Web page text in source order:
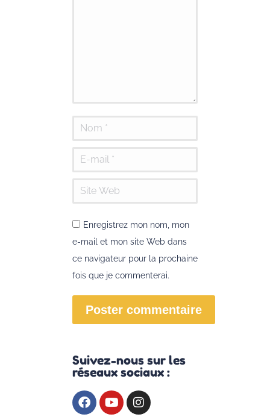
Nom *
E-mail *
Site Web
Enregistrez mon nom, mon
e-mail et mon site Web dans
ce navigateur pour la prochaine
fois que je commenterai.
Poster commentaire
Suivez-nous sur les
réseaux sociaux :